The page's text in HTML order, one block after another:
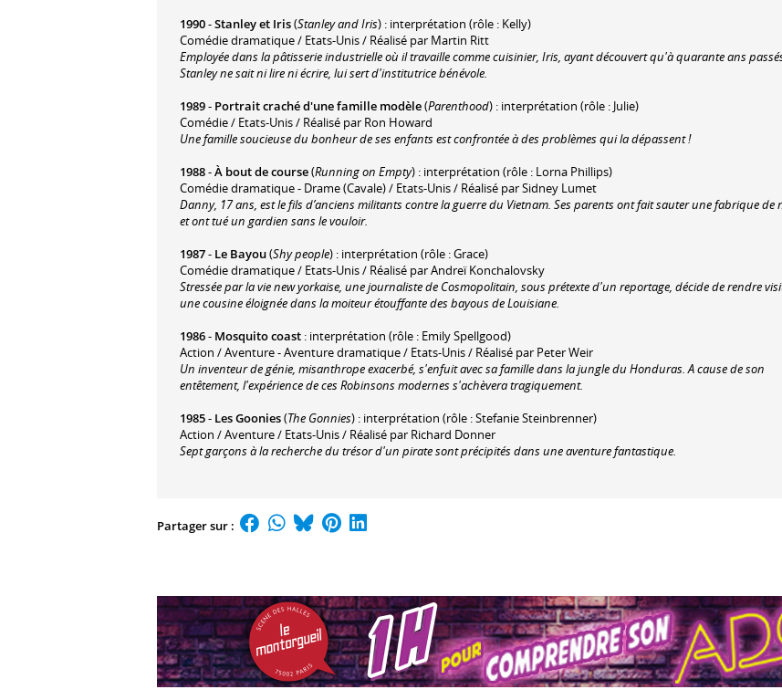
1990-Stanley et Iris(Stanley and Iris) : interprétation (rôle : Kelly)
Comédie dramatique / Etats-Unis / Réalisé par Martin Ritt
Employée dans la pâtisserie industrielle où il travaille comme cuisinier, Iris, ayant découvert qu'à quarante ans
Stanley ne sait ni lire ni écrire, lui sert d'institutrice bénévole.
1989- Portrait craché d'une famille modèle(Parenthood) : interprétation (rôle : Julie)
Comédie / Etats-Unis / Réalisé par Ron Howard
Une famille soucieuse du bonheur de ses enfants est confrontée à des problèmes qui la dépassent !
1988-À bout de course(Running on Empty) : interprétation (rôle : Lorna Phillips)
Comédie dramatique - Drame (Cavale) / Etats-Unis / Réalisé par Sidney Lumet
Danny, 17 ans, est le fils d’anciens militants contre la guerre du Vietnam. Ses parents ont fait sauter une fabrique de
et ont tué un gardien sans le vouloir.
1987- Le Bayou(Shy people) : interprétation (rôle : Grace)
Comédie dramatique / Etats-Unis / Réalisé par Andreï Konchalovsky
Stressée par la vie new yorkaise, une journaliste de Cosmopolitain, sous prétexte d'un reportage, décide de rendre
une cousine éloignée dans la moiteur étouffante des bayous de Louisiane.
1986- Mosquito coast : interprétation (rôle : Emily Spellgood)
Action / Aventure - Aventure dramatique / Etats-Unis / Réalisé par Peter Weir
Un inventeur de génie, misanthrope exacerbé, s'enfuit avec sa famille dans la jungle du Honduras. A cause de son
entêtement, l'expérience de ces Robinsons modernes s'achèvera tragiquement.
1985- Les Goonies(The Gonnies) : interprétation (rôle : Stefanie Steinbrenner)
Action / Aventure / Etats-Unis / Réalisé par Richard Donner
Sept garçons à la recherche du trésor d'un pirate sont précipités dans une aventure fantastique.
Partager sur :